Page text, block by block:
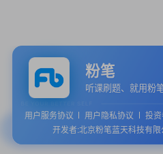
粉笔
听课刷题、就用粉
用户服务协议 用户隐私协议 投
开发者:北京粉笔蓝天科技有限